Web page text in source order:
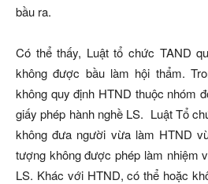
bầu ra.
Có thể thấy, Luật tổ chức TAND
không được bầu làm hội thẩm.
không quy định HTND thuộc nhóm
giấy phép hành nghề LS. Luật Tổ
không đưa người vừa làm HTND
tượng không được phép làm nhiệm
LS. Khác với HTND, có thể hoặc